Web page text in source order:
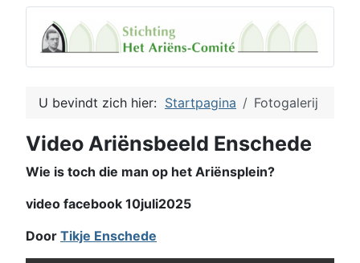
U bevindt zich hier: Startpagina Fotogalerij
Video Ariënsbeeld Enschede
Wie is toch die man op het Ariënsplein?
video facebook 10juli2025
Door Tikje Enschede